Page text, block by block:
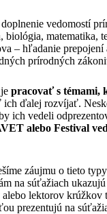
vedomostí
biológia, matematika,
– hľadanie prepojení
prírodných
pracovať s témami,
ich ďalej rozvíjať.
ich vedeli
alebo Festival
záujmu o tieto
na súťažiach
lektorov krúžkov
prezentujú na